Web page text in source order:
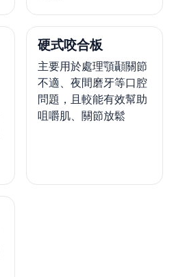
硬式咬合板
主要用於處理顎顳關節
不適、夜間磨牙等口腔
問題，且較能有效幫助
咀嚼肌、關節放鬆